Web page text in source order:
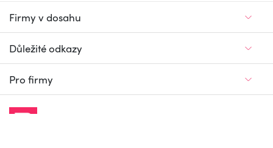
Firmy v dosahu
Důležité odkazy
Pro firmy